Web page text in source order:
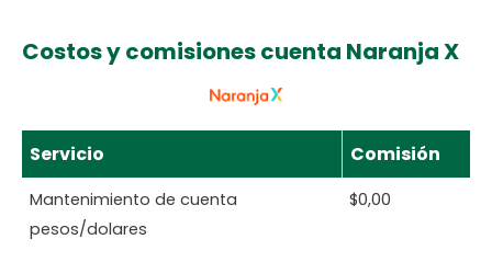
Costos y comisiones cuenta Naranja X
Servicio Comisión
Mantenimiento de cuenta
pesos/dolares
$0,00